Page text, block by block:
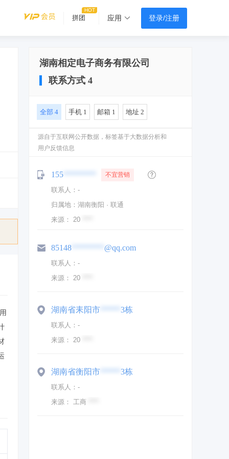
拼团 应用 登录/注册
湖南相定电子商务有限公司
联系方式 4
全部 4 手机 1 邮箱 1 地址 2
源自于互联网公开数据，标签基于大数据分析和
用户反馈信息
155 空号
活跃号码
联系人： -
归属地：湖南衡阳 · 联通
来源： 20
85148 @qq.com
联系人： -
来源： 20
湖南省耒阳市 3栋
联系人： -
来源： 20
湖南省衡阳市 3栋
联系人： -
来源： 工商